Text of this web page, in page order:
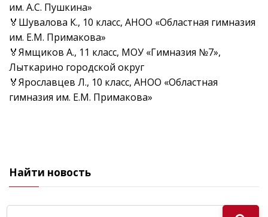
им. А.С. Пушкина»
🏅Шувалова К., 10 класс, АНОО «Областная гимназия
им. Е.М. Примакова»
🏅Ямщиков А., 11 класс, МОУ «Гимназия №7»,
Лыткарино городской округ
🏅Ярославцев Л., 10 класс, АНОО «Областная
гимназия им. Е.М. Примакова»
Найти новость